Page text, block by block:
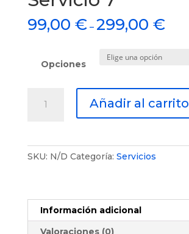
99,00 €– 299,00 €
Opciones
Añadir al carrito
SKU: N/D Categoría: Servicios
Información adicional
Valoraciones (0)